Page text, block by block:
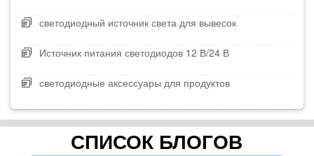
светодиодный источник света для вывесок
Источник питания светодиодов 12 В/24 В
светодиодные аксессуары для продуктов
СПИСОК БЛОГОВ